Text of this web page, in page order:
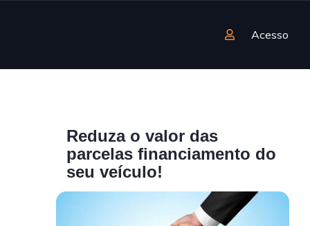
Acesso
Reduza o valor das
parcelas financiamento do
seu veículo!